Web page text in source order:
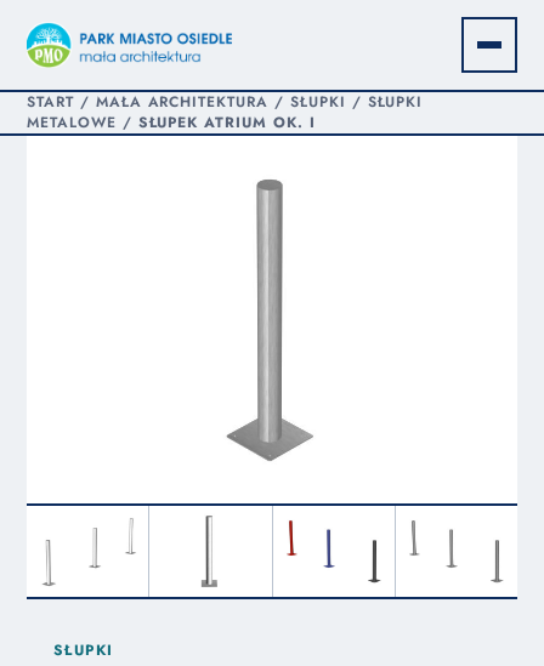
START/ MAŁA ARCHITEKTURA / SŁUPKI / SŁUPKI
METALOWE / SŁUPEK ATRIUM OK. I
SŁUPKI